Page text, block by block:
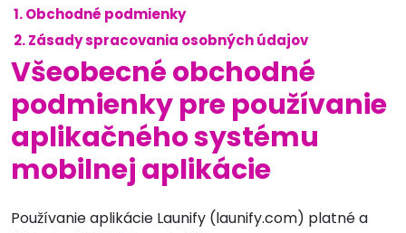
1. Obchodné podmienky
2. Zásady spracovania osobných údajov
Všeobecné obchodné
podmienky pre používanie
aplikačného systému
mobilnej aplikácie
Používanie aplikácie Launify (launify.com) platné a